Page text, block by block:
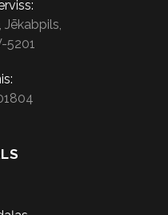
Jēkabpils,
5201